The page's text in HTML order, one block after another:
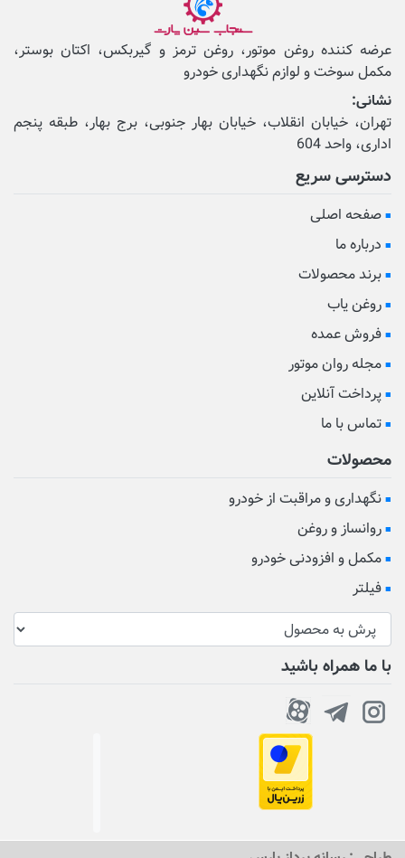
عرضه کننده روغن موتور، روغن ترمز و گیربکس، اکتان بوستر،
مکمل‌ سوخت و لوازم نگهداری خودرو
نشانی:
تهران، خیابان انقلاب، خیابان بهار جنوبی، برج بهار، طبقه پنجم
اداری، واحد 604
دسترسی سریع
صفحه اصلی
درباره ما
برند محصولات
روغن یاب
فروش عمده
مجله روان موتور
پرداخت آنلاین
تماس با ما
محصولات
نگهداری و مراقبت از خودرو
روانساز و روغن
مکمل و افزودنی خودرو
فیلتر
با ما همراه باشید